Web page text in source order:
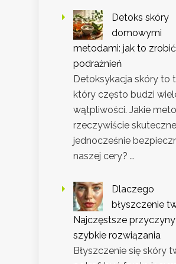
Detoks skóry
domowymi
metodami: jak to
podrażnień
Detoksykacja skóry to
który często budzi
wątpliwości. Jakie
rzeczywiście
jednocześnie
naszej cery? …
Dlaczego
błyszczenie
Najczęstsze przyczyny
szybkie rozwiązania
Błyszczenie się skóry